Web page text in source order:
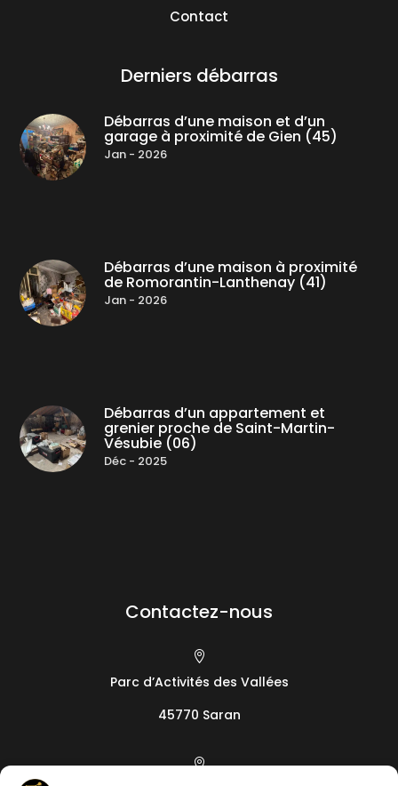
Contact
Derniers débarras
Débarras d’une maison et d’un
garage à proximité de Gien (45)
Jan - 2026
Débarras d’une maison à proximité
de Romorantin-Lanthenay (41)
Jan - 2026
Débarras d’un appartement et
grenier proche de Saint-Martin-
Vésubie (06)
Déc - 2025
Contactez-nous

Parc d’Activités des Vallées
45770 Saran
